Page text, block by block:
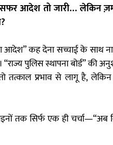
आदेश तो जारी… लेकिन
कह देना सच्चाई के साथ
पुलिस स्थापना बोर्ड” की
प्रभाव से लागू है, लेकिन
तक सिर्फ एक ही चर्चा—“अब